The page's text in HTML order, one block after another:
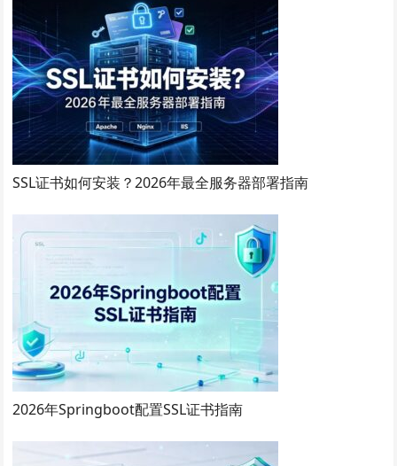
SSL证书如何安装？2026年最全服务器部署指南
2026年Springboot配置SSL证书指南